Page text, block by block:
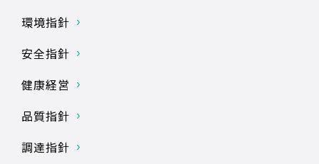
環境指針
安全指針
健康経営
品質指針
調達指針